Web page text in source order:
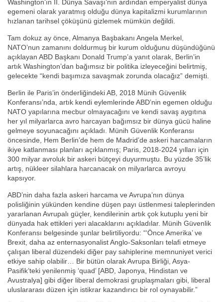
Washington’ın II. Dünya Savaşı’nın ardından emperyalist dünya
egemeni olarak yaratmış olduğu dünya kapitalizmi kurumlarının
hızlanan tarihsel çöküşünü gizlemek mümkün değildi.
Tam dokuz ay önce, Almanya Başbakanı Angela Merkel,
NATO’nun zamanını doldurmuş bir kurum olduğunu düşündüğünü
açıklayan ABD Başkanı Donald Trump’a yanıt olarak, Berlin’in
artık Washington’dan bağımsız bir politika izleyeceğini belirtmiş,
gelecekte “kendi başımıza savaşmak zorunda olacağız” demişti.
Berlin ile Paris’in önderliğindeki AB, 2018 Münih Güvenlik
Konferansı’nda, artık kendi eylemlerinde ABD’nin egemen olduğu
NATO yapılarına mecbur olmayacağını ve kendi savaş aygıtına
her yıl milyarlarca avro harcayan bağımsız bir dünya gücü haline
gelmeye soyunacağını açıkladı. Münih Güvenlik Konferansı
öncesinde, Hem Berlin’de hem de Madrid’de askeri harcamaların
ikiye katlanması planları açıklanmış; Paris, 2018-2024 yılları için
300 milyar avroluk bir askeri bütçeyi duyurmuştu. Bu yüzde 35’lik
artış, nükleer silahlara harcanacak on milyarlarca avroyu
kapsıyor.
ABD’nin daha fazla askeri harcama ve Avrupa’nın dünya
polisliğinin yükünden kendine düşen payı üstlenmesi taleplerinden
yararlanan Avrupalı güçler, kendilerinin artık çok kutuplu yeni bir
dünyada hak ettikleri yeri alacaklarını açıkladılar. Münih Güvenlik
Konferansı belgesinde şunlar belirtiliyordu: “‘Önce Amerika’ ve
Brexit, daha az enternasyonalist Anglo-Saksonları telafi etmeye
çalışan liberal düzendeki diğer pay sahiplerine memnuniyet verici
etkiye sahip olabilir… Bir bütün olarak Avrupa Birliği, Asya-
Pasifik’teki yenilenmiş ‘quad’ [ABD, Japonya, Hindistan ve
Avustralya] gibi diğer liberal demokrasi gruplaşmaları gibi, liberal
uluslararası düzen için istikrar kazandırıcı bir rol oynayabilir.”